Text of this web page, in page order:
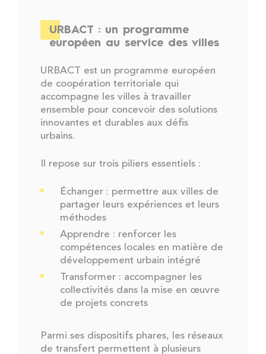
URBACT : un programme
européen au service des villes
URBACT est un programme européen
de coopération territoriale qui
accompagne les villes à travailler
ensemble pour concevoir des solutions
innovantes et durables aux défis
urbains.
Il repose sur trois piliers essentiels :
Échanger : permettre aux villes de
partager leurs expériences et leurs
méthodes
Apprendre : renforcer les
compétences locales en matière de
développement urbain intégré
Transformer : accompagner les
collectivités dans la mise en œuvre
de projets concrets
Parmi ses dispositifs phares, les réseaux
de transfert permettent à plusieurs